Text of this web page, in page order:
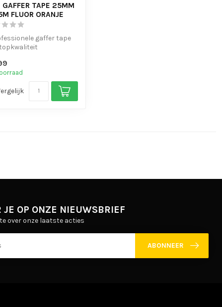
GAFFER TAPE 25MM
FLUOR ORANJE
gaffer tape
JE OP ONZE NIEUWSBRIEF
over onze laatste acties
ABONNEER